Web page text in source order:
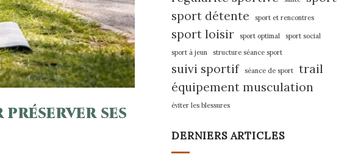
ses
sport détente
sport et rencontres
sport loisir sport optimal
sport social
sport à jeun
structure séance sport
suivi sportif séance de sport
trail
équipement musculation
éviter les blessures
DERNIERS ARTICLES